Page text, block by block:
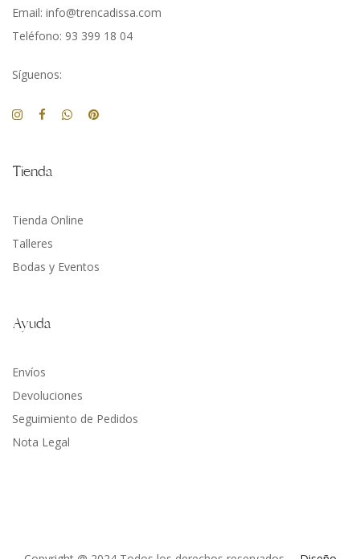
Email: info@trencadissa.com
Teléfono: 93 399 18 04
Síguenos:
Tienda
Tienda Online
Talleres
Bodas y Eventos
Ayuda
Envíos
Devoluciones
Seguimiento de Pedidos
Nota Legal